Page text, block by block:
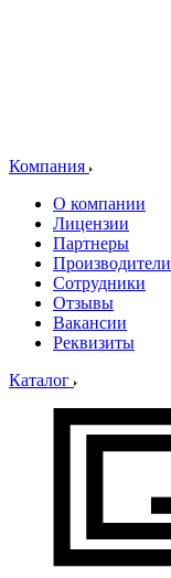
Компания
О компании
Лицензии
Партнеры
Производители
Сотрудники
Отзывы
Вакансии
Реквизиты
Каталог